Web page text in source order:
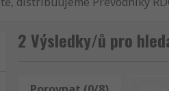
najít dodavatele, co je
dílů a příslušenství s
napájení a konektory,
2 Výsledky/ů pro